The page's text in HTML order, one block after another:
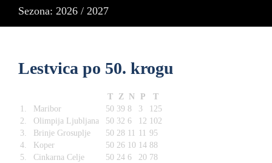
Sezona: 2026 / 2027
Lestvica po 50. krogu
T Z N P
T
1.
Maribor 50 39 8 3
125
2.
Olimpija Ljubljana 50 32 6 12 102
3.
Brinje Grosuplje 50 28 11 11 95
4.
Koper 50 26 10 14 88
5.
Cinkarna Celje 50 24 6 20 78